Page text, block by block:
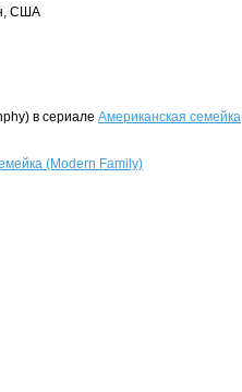
США
в сериале Американская семейка
(Modern Family)